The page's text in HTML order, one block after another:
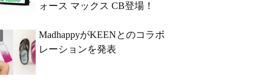
ォース マックス CB登場！
MadhappyがKEENとのコラボ
レーションを発表